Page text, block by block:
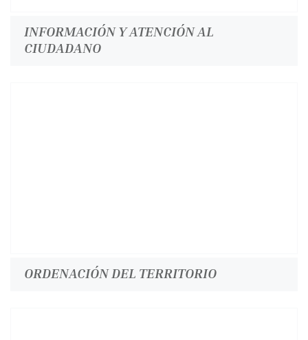
INFORMACIÓN Y ATENCIÓN AL
CIUDADANO
ORDENACIÓN DEL TERRITORIO